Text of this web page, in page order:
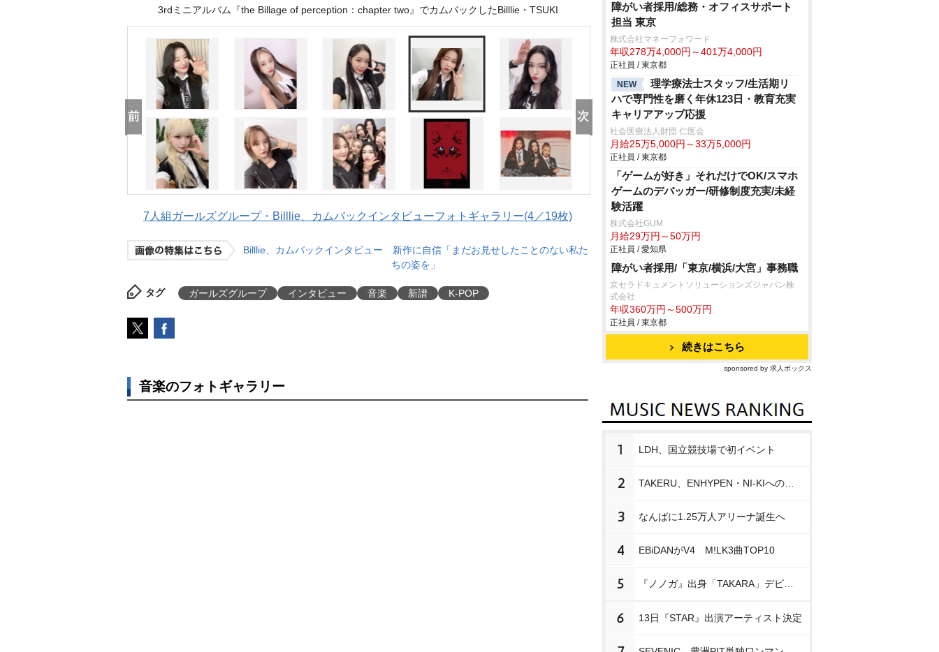
3rdミニアルバム『the Billage of perception：chapter two』でカムバックしたBilllie・TSUKI
7人組ガールズグループ・Billlie、カムバックインタビューフォトギャラリー(4／19枚)
Billlie、カムバックインタビュー 新作に自信「まだお見せしたことのない私た
ちの姿を」
タグ ガールズグループ インタビュー 音楽 新譜 K-POP
音楽のフォトギャラリー
障がい者採用/総務・オフィスサポート
担当 東京
株式会社マネーフォワード
年収278万4,000円～401万4,000円
正社員 / 東京都
NEW
理学療法士スタッフ/生活期リ
ハで専門性を磨く年休123日・教育充実
キャリアアップ応援
社会医療法人財団 仁医会
月給25万5,000円～33万5,000円
正社員 / 東京都
「ゲームが好き」それだけでOK/スマホ
ゲームのデバッガー/研修制度充実/未経
験活躍
株式会社GUM
月給29万円～50万円
正社員 / 愛知県
障がい者採用/「東京/横浜/大宮」事務職
京セラドキュメントソリューションズジャパン株
式会社
年収360万円～500万円
正社員 / 東京都
続きはこちら
sponsored by 求人ボックス
1 LDH、国立競技場で初イベント
2
3 なんばに1.25万人アリーナ誕生へ
4 EBiDANがV4 M!LK3曲TOP10
5
6 13日『STAR』出演アーティスト決定